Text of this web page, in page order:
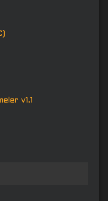
v1.1